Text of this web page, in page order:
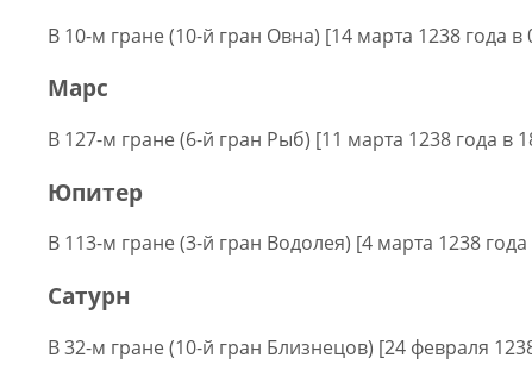
В 10-м гране (10-й гран Овна) [14 марта 1238 года
Марс
В 127-м гране (6-й гран Рыб) [11 марта 1238 года в
Юпитер
В 113-м гране (3-й гран Водолея) [4 марта 1238
Сатурн
В 32-м гране (10-й гран Близнецов) [24 февраля